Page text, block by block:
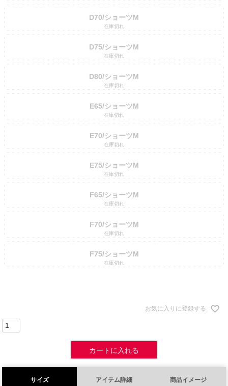
D70/ショーツM
在庫切れ
D75/ショーツM
在庫切れ
D80/ショーツM
在庫切れ
E65/ショーツM
在庫切れ
E70/ショーツM
在庫切れ
E75/ショーツM
在庫切れ
F65/ショーツM
在庫切れ
F70/ショーツM
在庫切れ
F75/ショーツM
在庫切れ
お気に入りに登録する
カートに入れる
サイズ アイテム詳細 商品イメージ